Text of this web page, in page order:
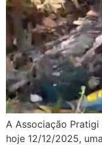
A Associação Pratigi
hoje 12/12/2025,